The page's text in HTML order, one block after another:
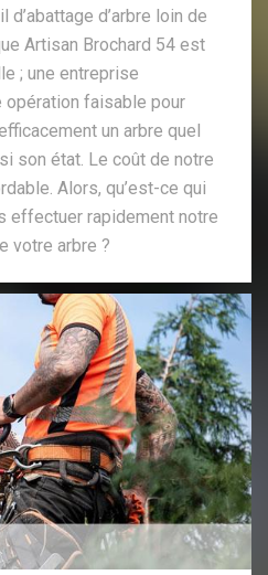
d’arbre loin de
Artisan Brochard 54 est
; une entreprise
faisable pour
un arbre quel
son état. Le coût de notre
Alors, qu’est-ce qui
effectuer rapidement notre
votre arbre ?